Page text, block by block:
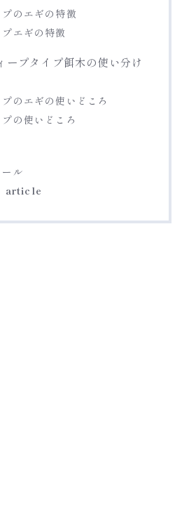
のエギの特徴
エギの特徴
ープタイプ餌木の使い分け
のエギの使いどころ
の使いどころ
ル
article